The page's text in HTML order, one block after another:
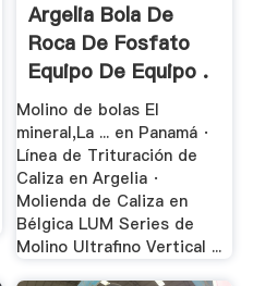
Argelia Bola De
Roca De Fosfato
Equipo De Equipo .
Molino de bolas El
mineral,La ... en Panamá ·
Línea de Trituración de
Caliza en Argelia ·
Molienda de Caliza en
Bélgica LUM Series de
Molino Ultrafino Vertical ...